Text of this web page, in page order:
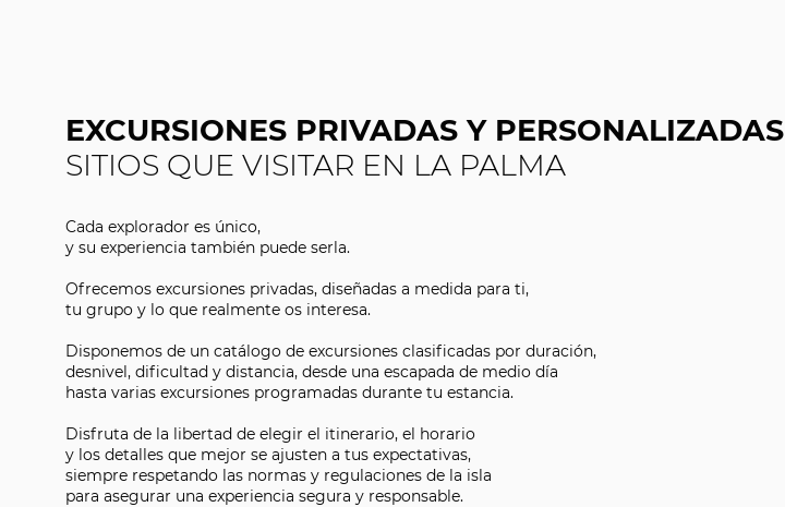
EXCURSIONES PRIVADAS Y PERSONALIZADAS
SITIOS QUE VISITAR EN LA PALMA
Cada explorador es único,
y su experiencia también puede serla.
Ofrecemos excursiones privadas, diseñadas a medida para ti,
tu grupo y lo que realmente os interesa.
Disponemos de un catálogo de excursiones clasificadas por duración,
desnivel, dificultad y distancia, desde una escapada de medio día
hasta varias excursiones programadas durante tu estancia.
Disfruta de la libertad de elegir el itinerario, el horario
y los detalles que mejor se ajusten a tus expectativas,
siempre respetando las normas y regulaciones de la isla
para asegurar una experiencia segura y responsable.